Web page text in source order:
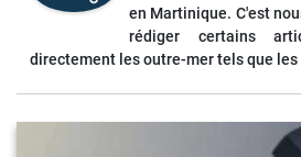
en Martinique. C'est
rédiger certains
directement les outre-mer tels que les